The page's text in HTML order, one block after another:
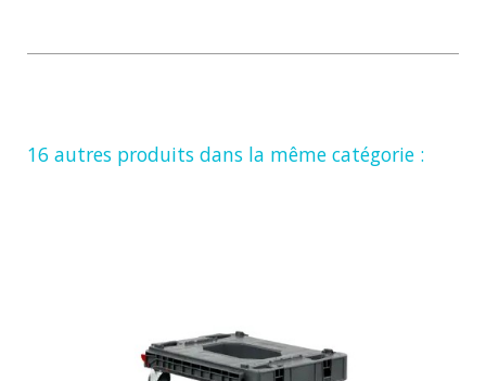
16 autres produits dans la même catégorie :